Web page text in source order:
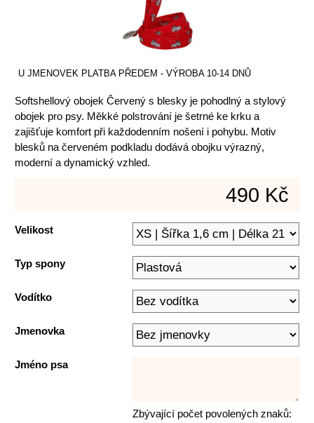
U JMENOVEK PLATBA PŘEDEM - VÝROBA 10-14 DNŮ
Softshellový obojek Červený s blesky je pohodlný a stylový
obojek pro psy. Měkké polstrování je šetrné ke krku a
zajišťuje komfort při každodenním nošení i pohybu. Motiv
blesků na červeném podkladu dodává obojku výrazný,
moderní a dynamický vzhled.
490 Kč
Velikost
Typ spony
Vodítko
Jmenovka
Jméno psa
Zbývající počet povolených znaků: